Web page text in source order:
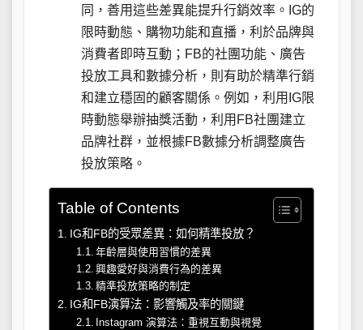
同，善用這些差異能提升行銷效率。IG的
限時動態、購物功能和直播，利於品牌與
消費者即時互動；FB的社團功能、廣告
投放工具和數據分析，則有助於精準行銷
和建立穩固的顧客關係。例如，利用IG限
時動態舉辦抽獎活動，利用FB社團建立
品牌社群，並根據FB數據分析調整廣告
投放策略。
Table of Contents
IG和FB的受眾差異：如何精準投放？
年齡層與使用習慣的差異
興趣愛好與消費行為的差異
精準投放策略的制定
IG和FB演算法：影響觸及率的關鍵
Instagram 演算法：重視互動與視覺